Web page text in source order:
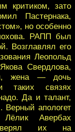
критиком, зато
Пастернака,
но особенно
РАПП был
Возглавлял его
Леопольд
Свердлова,
жена — дочь
таких связях
Да и талант,
Верный апологет
Авербах
их на